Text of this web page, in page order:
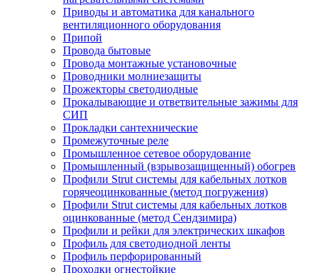
Приводы и автоматика для канального
вентиляционного оборудования
Припой
Провода бытовые
Провода монтажные установочные
Проводники молниезащиты
Прожекторы светодиодные
Прокалывающие и ответвительные зажимы для
СИП
Прокладки сантехнические
Промежуточные реле
Промышленное сетевое оборудование
Промышленный (взрывозащищенный) обогрев
Профили Strut системы для кабельных лотков
горячеоцинкованные (метод погружения)
Профили Strut системы для кабельных лотков
оцинкованные (метод Сендзимира)
Профили и рейки для электрических шкафов
Профиль для светодиодной ленты
Профиль перфорированный
Проходки огнестойкие